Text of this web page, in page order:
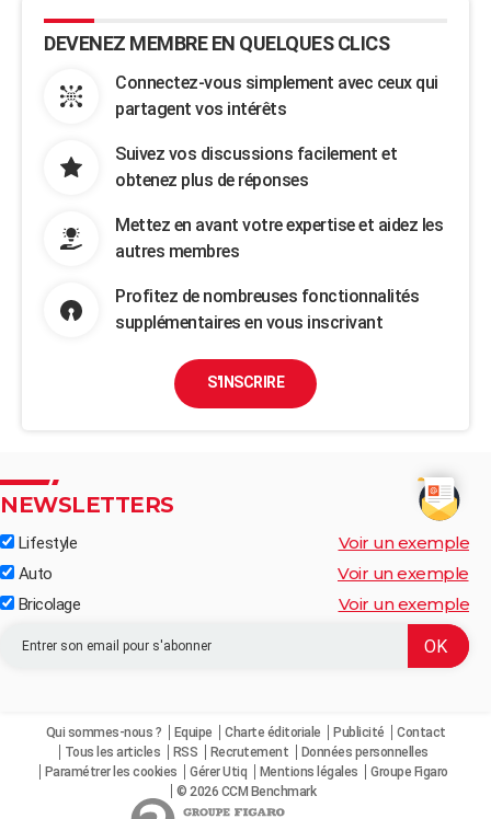
DEVENEZ MEMBRE EN QUELQUES CLICS
Connectez-vous simplement avec ceux qui
partagent vos intérêts
Suivez vos discussions facilement et
obtenez plus de réponses
Mettez en avant votre expertise et aidez les
autres membres
Profitez de nombreuses fonctionnalités
supplémentaires en vous inscrivant
S'INSCRIRE
NEWSLETTERS
Lifestyle Voir un exemple
Auto Voir un exemple
Bricolage Voir un exemple
Qui sommes-nous ? Equipe Charte éditoriale Publicité
Contact
Tous les articles
RSS Recrutement
Données personnelles
Paramétrer les cookies
Gérer Utiq Mentions légales
Groupe Figaro
© 2026 CCM Benchmark